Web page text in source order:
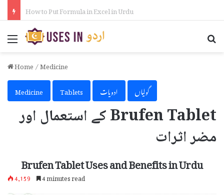
How to Activate iPhone Using 3uTools in Urdu
Menu
Home/Medicine
Medicine
Tablets ادویات گولیاں
Brufen Tablet کے استعمال اور
مضر اثرات
Brufen Tablet Uses and Benefits in Urdu
4,159 4 minutes read